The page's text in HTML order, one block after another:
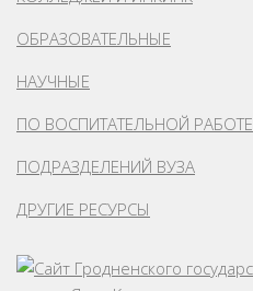
ОБРАЗОВАТЕЛЬНЫЕ
НАУЧНЫЕ
ПО ВОСПИТАТЕЛЬНОЙ РАБОТЕ
ПОДРАЗДЕЛЕНИЙ ВУЗА
ДРУГИЕ РЕСУРСЫ